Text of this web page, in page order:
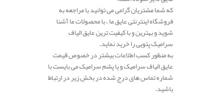
که شما مشتریان گرامی می توانید با مراجعه به
فروشگاه اینترنتی عایق ما ، با محصولات ما آشنا
شوید و بهترین و با کیفیت ترین عایق الیاف
سرامیک پتویی را خرید نماید.
به منظور کسب اطلاعات بیشتر در خصوص قیمت
عایق الیاف سرامیک و یا پشم سرامیک می بایست با
شماره تماس های درج شده در بخش زیر در ارتباط
باشید.